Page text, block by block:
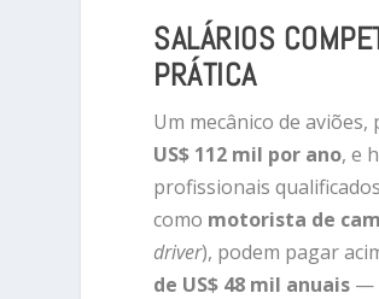
SALÁRIOS
PRÁTICA
Um mecânico de
US$ 112 mil por ano, e
profissionais
como motorista de
driver), podem pagar
de US$ 48 mil anuais —